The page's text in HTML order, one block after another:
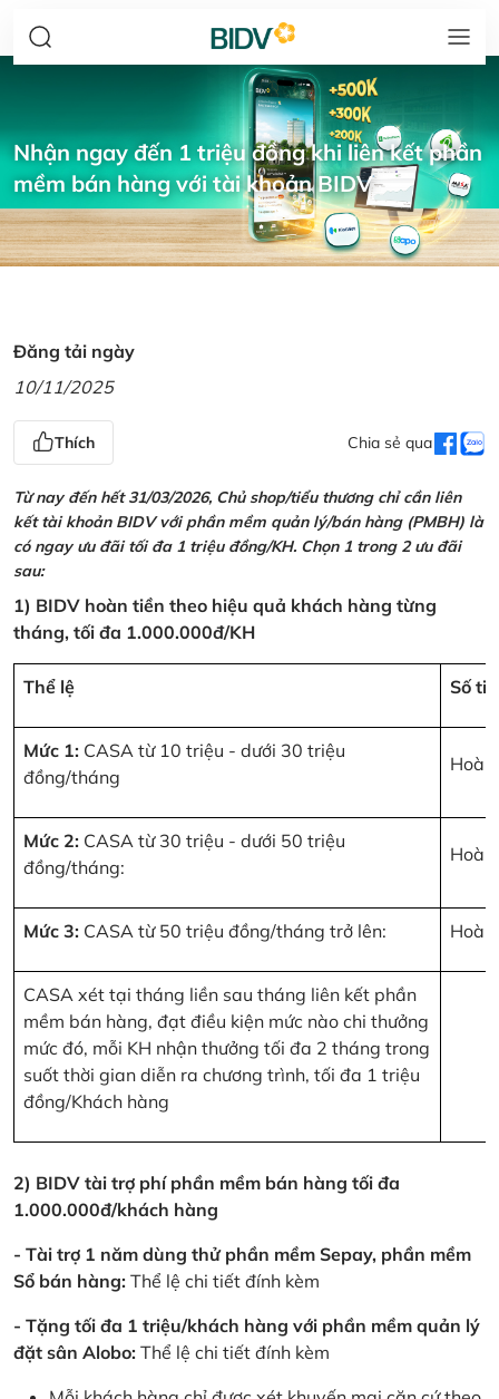
Nhận ngay đến 1 triệu đồng khi liên kết phần
mềm bán hàng với tài khoản BIDV
Đăng tải ngày
10/11/2025
Thích Chia sẻ qua
Từ nay đến hết 31/03/2026, Chủ shop/tiểu thương chỉ cần liên
kết tài khoản BIDV với phần mềm quản lý/bán hàng (PMBH) là
có ngay ưu đãi tối đa 1 triệu đồng/KH. Chọn 1 trong 2 ưu đãi
sau:
1) BIDV hoàn tiền theo hiệu quả khách hàng từng
tháng, tối đa 1.000.000đ/KH
Thể lệ Số
Mức 1: CASA từ 10 triệu - dưới 30 triệu
đồng/tháng
Mức 2: CASA từ 30 triệu - dưới 50 triệu
đồng/tháng:
Mức 3: CASA từ 50 triệu đồng/tháng trở lên:
CASA xét tại tháng liền sau tháng liên kết phần
mềm bán hàng, đạt điều kiện mức nào chi thưởng
mức đó, mỗi KH nhận thưởng tối đa 2 tháng trong
suốt thời gian diễn ra chương trình, tối đa 1 triệu
đồng/Khách hàng
2) BIDV tài trợ phí phần mềm bán hàng tối đa
1.000.000đ/khách hàng
- Tài trợ 1 năm dùng thử phần mềm Sepay, phần mềm
Sổ bán hàng: Thể lệ chi tiết đính kèm
- Tặng tối đa 1 triệu/khách hàng với phần mềm quản lý
đặt sân Alobo: Thể lệ chi tiết đính kèm